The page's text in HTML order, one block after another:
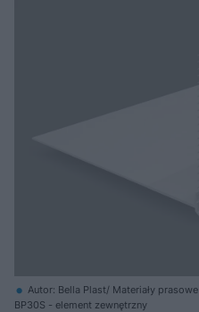
Autor: Bella Plast/ Materiały prasowe
BP30S - element zewnętrzny